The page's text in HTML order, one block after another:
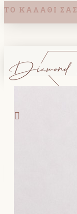
ΤΟ ΚΑΛΆΘΙ ΣΑΣ